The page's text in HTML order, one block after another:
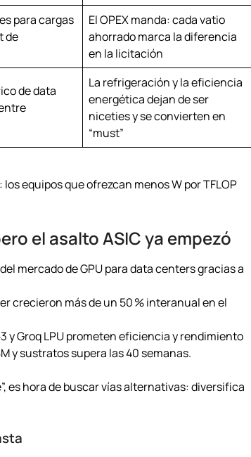
para cargas
de
El OPEX manda: cada vatio
ahorrado marca la diferencia
en la licitación
de data
La refrigeración y la eficiencia
energética dejan de ser
niceties y se convierten en
“must”
equipos que ofrezcan menos W por TFLOP
el asalto ASIC ya empezó
mercado de GPU para data centers gracias a
crecieron más de un 50 % interanual en el
y Groq LPU prometen eficiencia y rendimiento
y sustratos supera las 40 semanas.
es hora de buscar vías alternativas: diversifica